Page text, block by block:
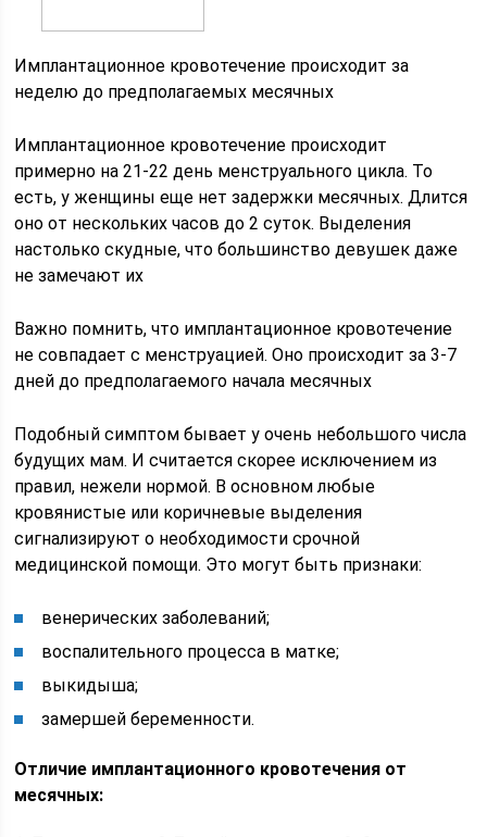
Имплантационное кровотечение происходит за
неделю до предполагаемых месячных
Имплантационное кровотечение происходит
примерно на 21-22 день менструального цикла. То
есть, у женщины еще нет задержки месячных. Длится
оно от нескольких часов до 2 суток. Выделения
настолько скудные, что большинство девушек даже
не замечают их
Важно помнить, что имплантационное кровотечение
не совпадает с менструацией. Оно происходит за 3-7
дней до предполагаемого начала месячных
Подобный симптом бывает у очень небольшого числа
будущих мам. И считается скорее исключением из
правил, нежели нормой. В основном любые
кровянистые или коричневые выделения
сигнализируют о необходимости срочной
медицинской помощи. Это могут быть признаки:
венерических заболеваний;
воспалительного процесса в матке;
выкидыша;
замершей беременности.
Отличие имплантационного кровотечения от
месячных: